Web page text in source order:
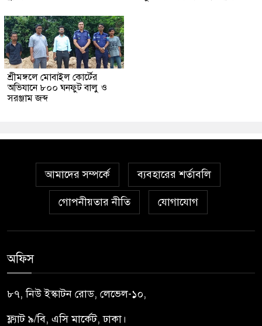
শ্রীমঙ্গলে মোবাইল কোর্টের
অভিযানে ৮০০ ঘনফুট বালু ও
সরঞ্জাম জব্দ
আমাদের সম্পর্কে ব্যবহারের শর্তাবলি
গোপনীয়তার নীতি যোগাযোগ
অফিস
৮৭, নিউ ইস্কাটন রোড, লেভেল-১০,
ফ্ল্যাট ৯/বি, এসি মার্কেট, ঢাকা।